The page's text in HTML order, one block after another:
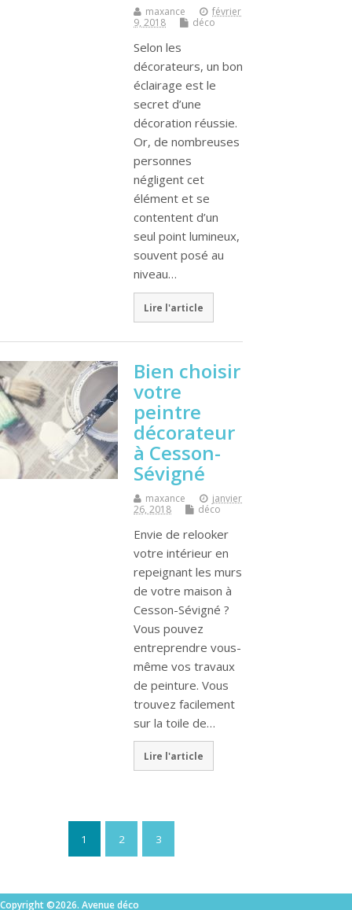
maxance
février
9, 2018
déco
Selon les
décorateurs, un bon
éclairage est le
secret d’une
décoration réussie.
Or, de nombreuses
personnes
négligent cet
élément et se
contentent d’un
seul point lumineux,
souvent posé au
niveau…
Lire l'article
Bien choisir
votre
peintre
décorateur
à Cesson-
Sévigné
maxance
janvier
26, 2018
déco
Envie de relooker
votre intérieur en
repeignant les murs
de votre maison à
Cesson-Sévigné ?
Vous pouvez
entreprendre vous-
même vos travaux
de peinture. Vous
trouvez facilement
sur la toile de…
Lire l'article
1 2 3
Copyright ©2026. Avenue déco